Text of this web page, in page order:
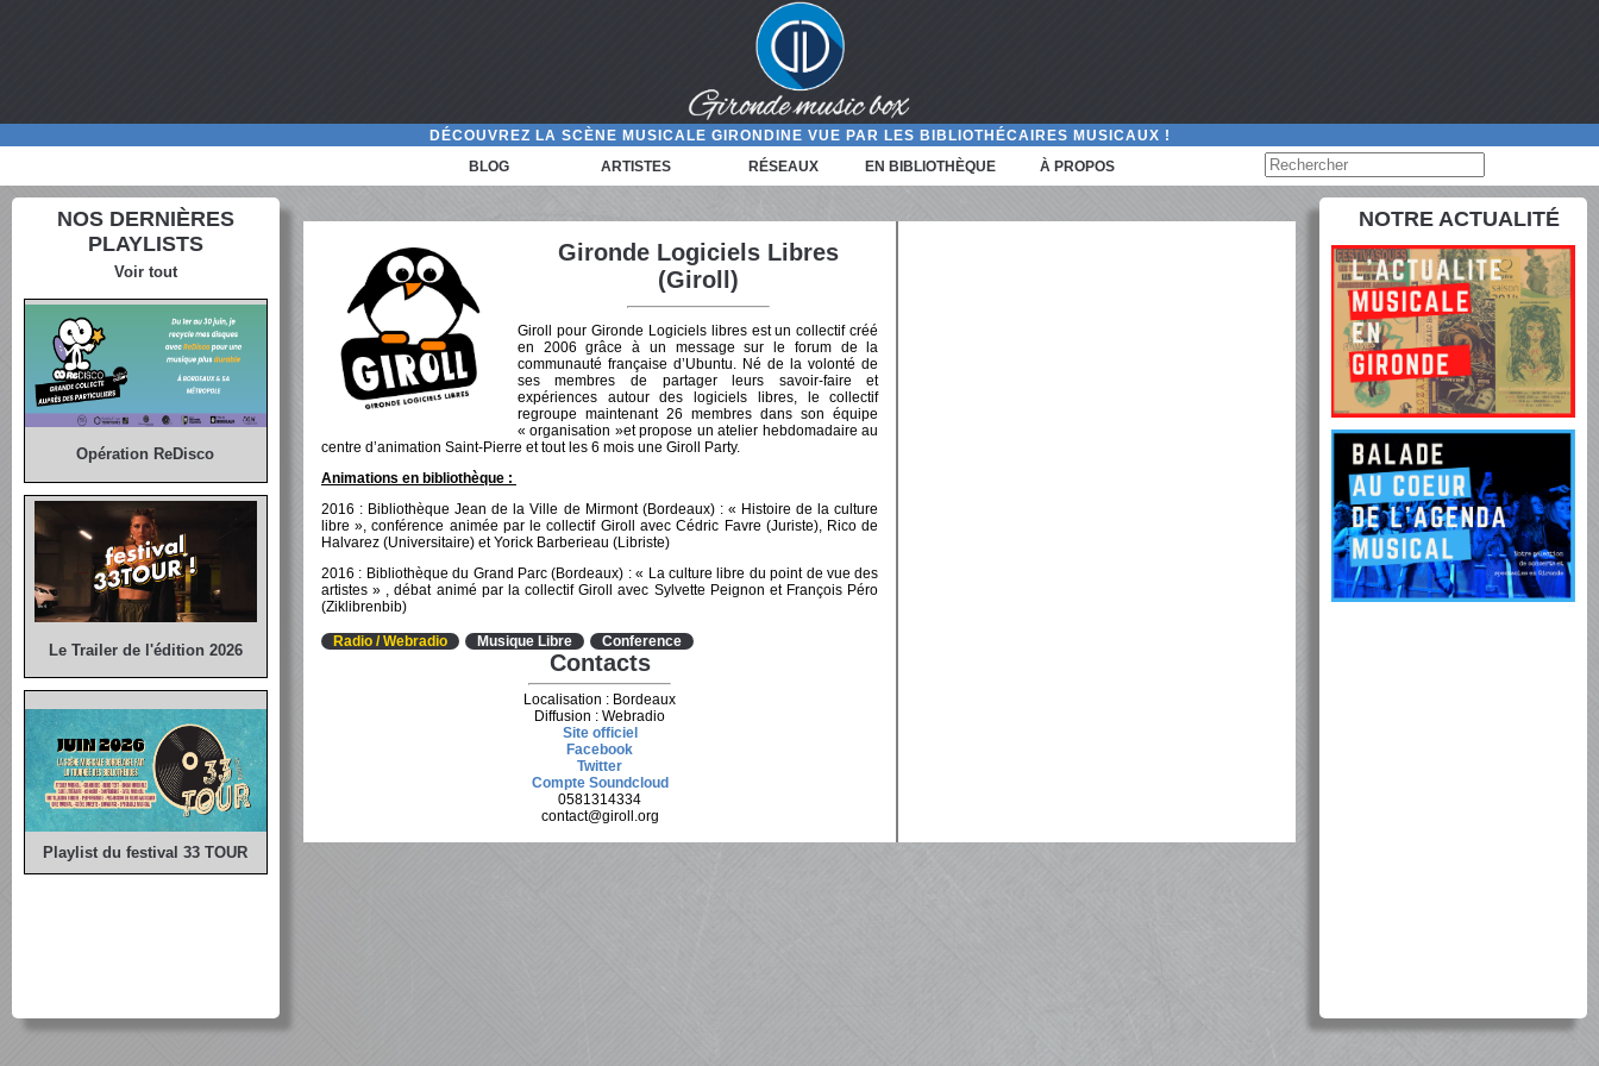
DÉCOUVREZ LA SCÈNE MUSICALE GIRONDINE VUE PAR LES BIBLIOTHÉCAIRES MUSICAUX !
BLOG
ARTISTES RÉSEAUX EN BIBLIOTHÈQUE À PROPOS
NOS DERNIÈRES
PLAYLISTS
Voir tout
Opération ReDisco
Le Trailer de l'édition 2026
Playlist du festival 33 TOUR
Gironde Logiciels Libres
(Giroll)
Giroll pour Gironde Logiciels libres est un collectif créé
en 2006 grâce à un message sur le forum de la
communauté française d’Ubuntu. Né de la volonté de
ses membres de partager leurs savoir-faire et
expériences autour des logiciels libres, le collectif
regroupe maintenant 26 membres dans son équipe
« organisation »et propose un atelier hebdomadaire au
centre d’animation Saint-Pierre et tout les 6 mois une Giroll Party.
Animations en bibliothèque :
2016 : Bibliothèque Jean de la Ville de Mirmont (Bordeaux) : « Histoire de la culture
libre », conférence animée par le collectif Giroll avec Cédric Favre (Juriste), Rico de
Halvarez (Universitaire) et Yorick Barberieau (Libriste)
2016 : Bibliothèque du Grand Parc (Bordeaux) : « La culture libre du point de vue des
artistes » , débat animé par la collectif Giroll avec Sylvette Peignon et François Péro
(Ziklibrenbib)
Radio / Webradio Musique Libre Conference
Contacts
Localisation : Bordeaux
Diffusion : Webradio
Site officiel
Facebook
Twitter
Compte Soundcloud
0581314334
contact@giroll.org
NOTRE ACTUALITÉ